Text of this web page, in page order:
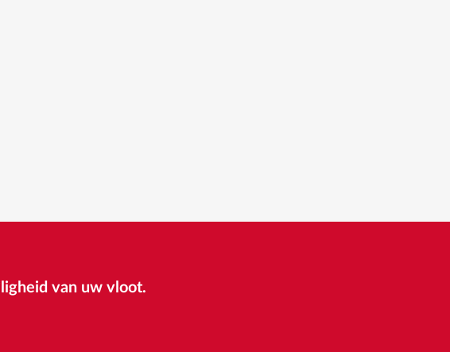
van uw vloot.